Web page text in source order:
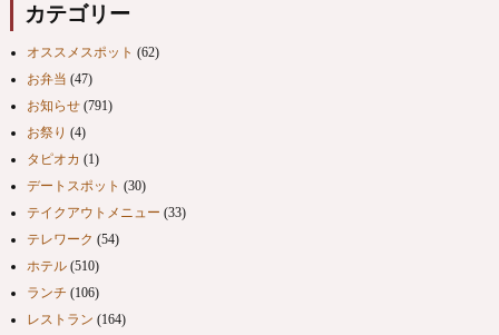
カテゴリー
オススメスポット (62)
お弁当 (47)
お知らせ(791)
お祭り (4)
タピオカ (1)
デートスポット (30)
テイクアウトメニュー (33)
テレワーク (54)
ホテル(510)
ランチ (106)
レストラン (164)